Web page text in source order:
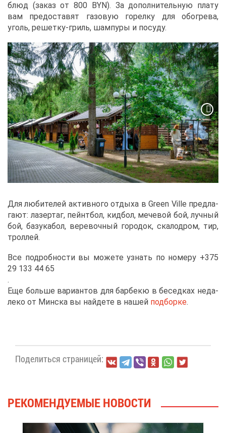
блюд (за­каз от 800 BYN). За до­пол­ни­тель­ную пла­ту
вам предо­ста­вят га­зо­вую го­рел­ку для обо­гре­ва,
уголь, ре­шет­ку-гриль, шам­пу­ры и по­су­ду.
Для лю­би­те­лей ак­тив­но­го от­ды­ха в Green Ville пред­ла­
га­ют: ла­зер­таг, пейнт­бол, кид­бол, ме­че­вой бой, луч­ный
бой, ба­зу­ка­бол, ве­ре­воч­ный го­ро­док, ска­ло­дром, тир,
трол­лей.
Все по­дроб­но­сти вы мо­же­те узнать по но­ме­ру +375
29 133 44 65
.
Еще боль­ше ва­ри­ан­тов для бар­бекю в бе­сед­ках неда­
ле­ко от Мин­ска вы най­де­те в на­шей под­бор­ке.
По­де­лить­ся стра­ни­цей:
РЕ­КО­МЕН­ДУ­Е­МЫЕ НО­ВО­СТИ